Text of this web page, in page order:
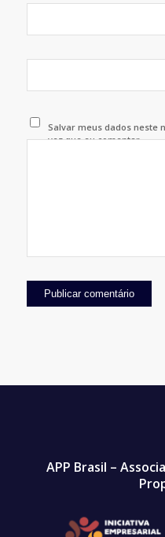
Salvar meus dados neste
vez que eu comentar.
APP Brasil –